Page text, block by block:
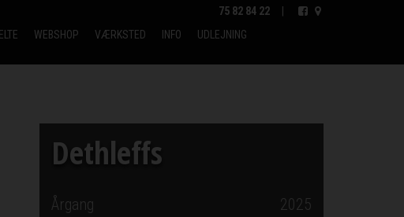
75 82 84 22
WEBSHOP VÆRKSTED INFO UDLEJNING
Dethleffs
Årgang
2025